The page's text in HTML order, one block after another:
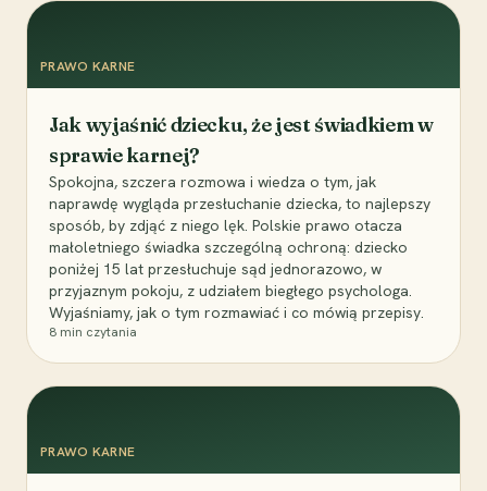
PRAWO KARNE
Jak wyjaśnić dziecku, że jest świadkiem w
sprawie karnej?
Spokojna, szczera rozmowa i wiedza o tym, jak
naprawdę wygląda przesłuchanie dziecka, to najlepszy
sposób, by zdjąć z niego lęk. Polskie prawo otacza
małoletniego świadka szczególną ochroną: dziecko
poniżej 15 lat przesłuchuje sąd jednorazowo, w
przyjaznym pokoju, z udziałem biegłego psychologa.
Wyjaśniamy, jak o tym rozmawiać i co mówią przepisy.
8 min czytania
PRAWO KARNE